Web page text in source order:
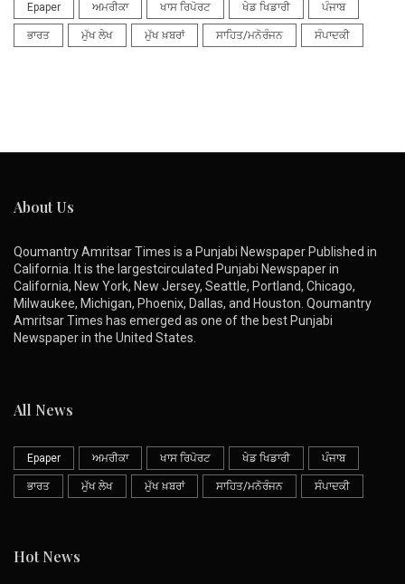
Epaper ਅਮਰੀਕਾ ਖਾਸ ਰਿਪੋਰਟ ਖੇਡ ਖਿਡਾਰੀ ਪੰਜਾਬ
ਭਾਰਤ ਮੁੱਖ ਲੇਖ ਮੁੱਖ ਖ਼ਬਰਾਂ ਸਾਹਿਤ/ਮਨੋਰੰਜਨ ਸੰਪਾਦਕੀ
About Us
Qoumantry Amritsar Times is a Punjabi Newspaper Published in
California. It is the largestcirculated Punjabi Newspaper in
California, New York, New Jersey, Seattle, Portland, Chicago,
Milwaukee, Michigan, Phoenix, Dallas, and Houston. Qoumantry
Amritsar Times has emerged as one of the best Punjabi
Newspaper in the United States.
All News
Epaper ਅਮਰੀਕਾ ਖਾਸ ਰਿਪੋਰਟ ਖੇਡ ਖਿਡਾਰੀ ਪੰਜਾਬ
ਭਾਰਤ ਮੁੱਖ ਲੇਖ ਮੁੱਖ ਖ਼ਬਰਾਂ ਸਾਹਿਤ/ਮਨੋਰੰਜਨ ਸੰਪਾਦਕੀ
Hot News